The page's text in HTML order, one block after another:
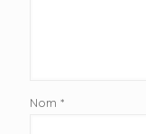
Nom *